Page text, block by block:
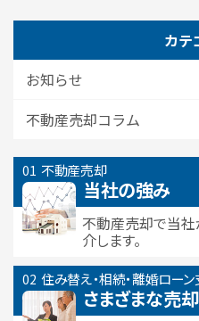
カテ
お知らせ
不動産売却コラム
不動産売却
当社の強み
不動産売却で当
介します。
住み替え・相続・離婚ロー
さまざまな売